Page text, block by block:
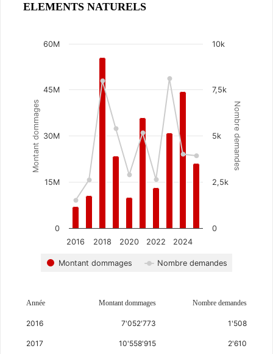
ELEMENTS NATURELS
Chart
Combination chart with 2 data series.
The chart has 2 Y axes displaying Montant
Montant dommages Nombre demandes
Montant dommages Nombre demandes
2016 2018 2020 2022 2024
0
60M
15M
30M
45M
0
10k
2,5k
5k
7,5k
Année Montant dommages Nombre demandes
2016 7'052'773 1'508
2017 10'558'915 2'610